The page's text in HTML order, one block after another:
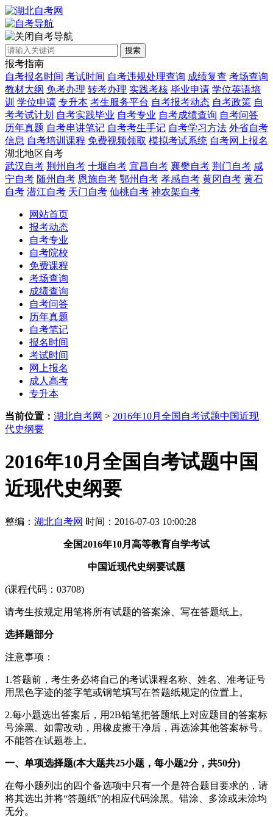
自考导航
搜索
报考指南
自考报名时间 考试时间 自考违规处理查询 成绩复查 考场查询
教材大纲 免考办理 转考办理 实践考核 毕业申请 学位英语培
训 学位申请 专升本 考生服务平台 自考报考动态 自考政策 自
考考试计划 自考实践毕业 自考专业 自考成绩查询 自考问答
历年真题 自考串讲笔记 自考考生手记 自考学习方法 外省自考
信息 自考培训课程 免费视频领取 模拟考试系统 自考网上报名
湖北地区自考
武汉自考 荆州自考 十堰自考 宜昌自考 襄樊自考 荆门自考 咸
宁自考 随州自考 恩施自考 鄂州自考 孝感自考 黄冈自考 黄石
自考 潜江自考 天门自考 仙桃自考 神农架自考
网站首页
报考动态
自考专业
自考院校
免费课程
考场查询
成绩查询
自考问答
历年真题
自考笔记
报名时间
考试时间
网上报名
成人高考
专升本
当前位置： 湖北自考网 > 2016年10月全国自考试题中国近现
代史纲要
2016年10月全国自考试题中国
近现代史纲要
整编： 湖北自考网 时间：2016-07-03 10:00:28
全国2016年10月高等教育自学考试
中国近现代史纲要试题
(课程代码：03708)
请考生按规定用笔将所有试题的答案涂、写在答题纸上。
选择题部分
注意事项：
1.答题前，考生务必将自己的考试课程名称、姓名、准考证号
用黑色字迹的签字笔或钢笔填写在答题纸规定的位置上。
2.每小题选出答案后，用2B铅笔把答题纸上对应题目的答案标
号涂黑。如需改动，用橡皮擦干净后，再选涂其他答案标号。
不能答在试题卷上。
一、单项选择题(本大题共25小题，每小题2分，共50分)
在每小题列出的四个备选项中只有一个是符合题目要求的，请
将其选出并将“答题纸”的相应代码涂黑。错涂、多涂或未涂均
无分。